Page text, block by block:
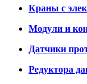
Краны с
Модули и
Датчики
Редуктора